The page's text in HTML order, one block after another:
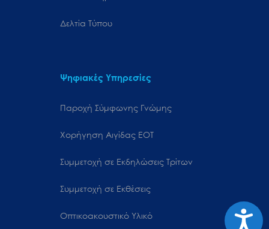
Δελτία Τύπου
Ψηφιακές Υπηρεσίες
Παροχή Σύμφωνης Γνώμης
Χορήγηση Αιγίδας ΕΟΤ
Συμμετοχή σε Εκδηλώσεις Τρίτων
Συμμετοχή σε Εκθέσεις
Οπτικοακουστικό Υλικό